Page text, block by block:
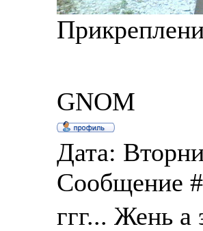
GNOM
Дата:
Сообщение
ггг... Жень а